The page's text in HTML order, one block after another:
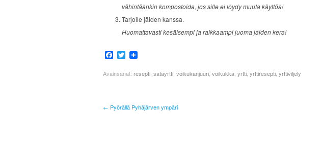
vähintäänkin kompostoida, jos sille ei löydy muuta käyttöä!
Tarjoile jäiden kanssa.
Huomattavasti kesäisempi ja raikkaampi juoma jäiden kera!
Facebook
Twitter
Avainsanat: resepti satayrtti voikukanjuuri voikukka yrtti yrttiresepti yrttiviljely
← Pyörällä Pyhäjärven ympäri